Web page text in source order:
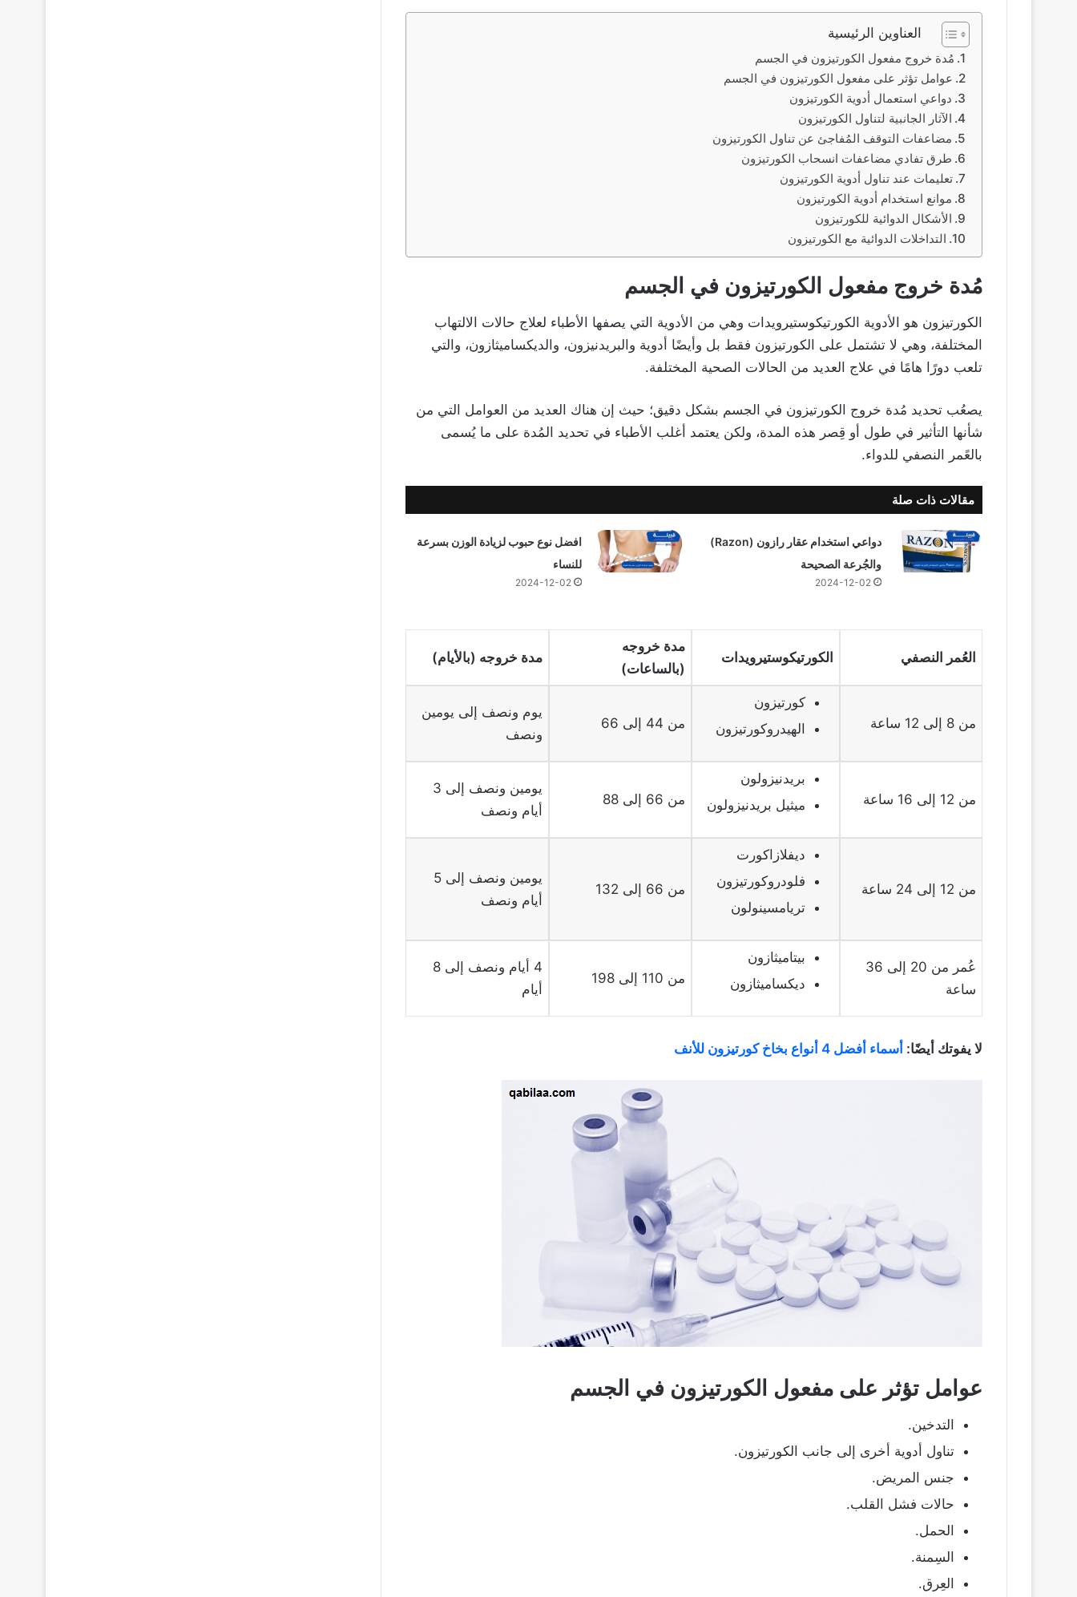
العناوين الرئيسية
مُدة خروج مفعول الكورتيزون في الجسم
عوامل تؤثر على مفعول الكورتيزون في الجسم
دواعي استعمال أدوية الكورتيزون
الآثار الجانبية لتناول الكورتيزون
مضاعفات التوقف المُفاجئ عن تناول الكورتيزون
طرق تفادي مضاعفات انسحاب الكورتيزون
تعليمات عند تناول أدوية الكورتيزون
موانع استخدام أدوية الكورتيزون
الأشكال الدوائية للكورتيزون
التداخلات الدوائية مع الكورتيزون
مُدة خروج مفعول الكورتيزون في الجسم
الكورتيزون هو الأدوية الكورتيكوستيرويدات وهي من الأدوية التي يصفها الأطباء لعلاج حالات الالتهاب
المختلفة، وهي لا تشتمل على الكورتيزون فقط بل وأيضًا أدوية والبريدنيزون، والديكساميثازون، والتي
تلعب دورًا هامًا في علاج العديد من الحالات الصحية المختلفة.
يصعُب تحديد مُدة خروج الكورتيزون في الجسم بشكل دقيق؛ حيث إن هناك العديد من العوامل التي من
شأنها التأثير في طول أو قِصر هذه المدة، ولكن يعتمد أغلب الأطباء في تحديد المُدة على ما يُسمى
بالعًمر النصفي للدواء.
مقالات ذات صلة
دواعي استخدام عقار رازون (Razon)
والجُرعة الصحيحة
2024-12-02
افضل نوع حبوب لزيادة الوزن بسرعة
للنساء
2024-12-02
العُمر النصفي الكورتيكوستيرويدات
مدة خروجه
(بالساعات)
مدة خروجه (بالأيام)
من 8 إلى 12 ساعة
كورتيزون
الهيدروكورتيزون
من 44 إلى 66
يوم ونصف إلى يومين
ونصف
من 12 إلى 16 ساعة
بريدنيزولون
ميثيل بريدنيزولون
من 66 إلى 88
يومين ونصف إلى 3
أيام ونصف
من 12 إلى 24 ساعة
ديفلازاكورت
فلودروكورتيزون
تريامسينولون
من 66 إلى 132
يومين ونصف إلى 5
أيام ونصف
عُمر من 20 إلى 36
ساعة
بيتاميثازون
ديكساميثازون
من 110 إلى 198
4 أيام ونصف إلى 8
أيام
لا يفوتك أيضًا: أسماء أفضل 4 أنواع بخاخ كورتيزون للأنف
عوامل تؤثر على مفعول الكورتيزون في الجسم
التدخين.
تناول أدوية أخرى إلى جانب الكورتيزون.
جنس المريض.
حالات فشل القلب.
الحمل.
السِمنة.
العِرق.